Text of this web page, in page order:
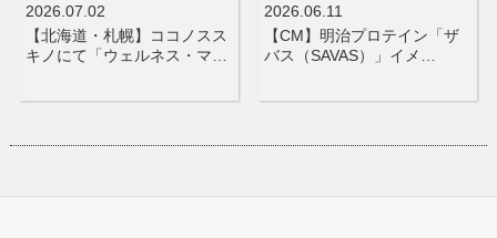
2026.07.02
【北海道・札幌】ココノスス
キノにて「ウェルネス・マ…
2026.06.11
【CM】明治プロテイン「ザ
バス（SAVAS）」イメ…